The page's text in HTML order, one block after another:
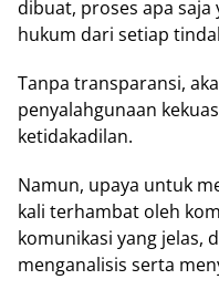
dibuat, proses apa
hukum dari setiap
Tanpa transparansi,
penyalahgunaan
ketidakadilan.
Namun, upaya untuk
kali terhambat oleh
komunikasi yang jelas,
menganalisis serta